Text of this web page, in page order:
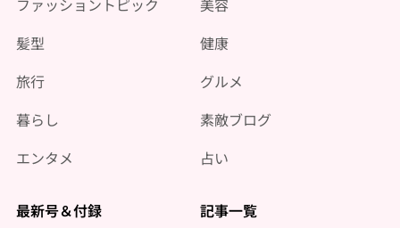
ファッショントピック
美容
髪型
健康
旅行
グルメ
暮らし
素敵ブログ
エンタメ
占い
最新号＆付録 記事一覧